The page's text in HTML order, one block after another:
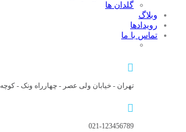
گلدان ها
وبلاگ
رویدادها
تماس با ما
تهران - خیابان ولی عصر - چهارراه ونک - کوچه ۵ - ساختمان راستچین
021-123456789